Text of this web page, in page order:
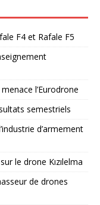
F4 et Rafale F5
l’Eurodrone
semestriels
d’armement
le drone Kızılelma
de drones